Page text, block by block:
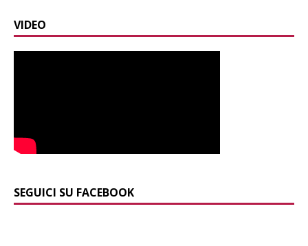
VIDEO
SEGUICI SU FACEBOOK